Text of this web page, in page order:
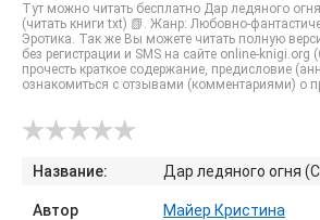
Тут можно читать бесплатно Дар ледяного
(читать книги txt) 📗. Жанр: Любовно-
Эротика. Так же Вы можете читать полную
без регистрации и SMS на сайте online-knigi.org
прочесть краткое содержание, предисловие
ознакомиться с отзывами (комментариями) о
Название: Дар ледяного огня
Автор Майер Кристина